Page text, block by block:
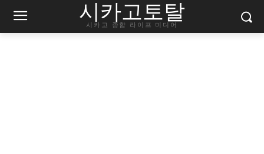
시카고토탈
시카고 종합 라이프 미디어